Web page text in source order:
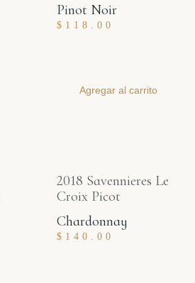
Pinot Noir
$ 118.00
Agregar al carrito
2018 Savennieres Le
Croix Picot
Chardonnay
$ 140.00